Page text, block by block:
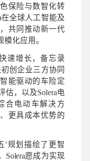
保险与数智化转
全球人工智能及
共同推动新一代
化应用。
速增长，备忘录
创企业三方协同
能驱动的车险定
估，以及Solera电
合电动车解决方
更具成本优势的
’规划描绘了更智
Solera愿成为实现